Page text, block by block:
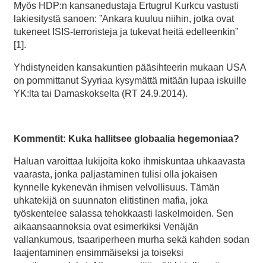
Myös HDP:n kansanedustaja Ertugrul Kurkcu vastusti
lakiesitystä sanoen: ”Ankara kuuluu niihin, jotka ovat
tukeneet ISIS-terroristeja ja tukevat heitä edelleenkin”
[1].
Yhdistyneiden kansakuntien pääsihteerin mukaan USA
on pommittanut Syyriaa kysymättä mitään lupaa iskuille
YK:lta tai Damaskokselta (RT 24.9.2014).
Kommentit: Kuka hallitsee globaalia hegemoniaa?
Haluan varoittaa lukijoita koko ihmiskuntaa uhkaavasta
vaarasta, jonka paljastaminen tulisi olla jokaisen
kynnelle kykenevän ihmisen velvollisuus. Tämän
uhkatekijä on suunnaton elitistinen mafia, joka
työskentelee salassa tehokkaasti laskelmoiden. Sen
aikaansaannoksia ovat esimerkiksi Venäjän
vallankumous, tsaariperheen murha sekä kahden sodan
laajentaminen ensimmäiseksi ja toiseksi